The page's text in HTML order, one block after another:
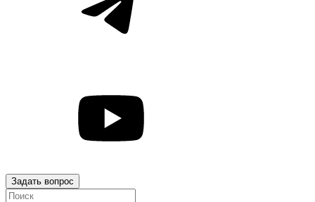
Задать вопрос